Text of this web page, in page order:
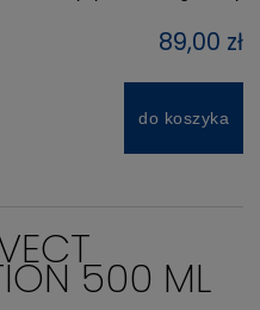
89,00 zł
do koszyka
500 ML